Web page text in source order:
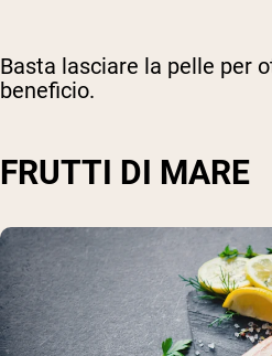
Basta lasciare la pelle per
beneficio.
FRUTTI DI MARE